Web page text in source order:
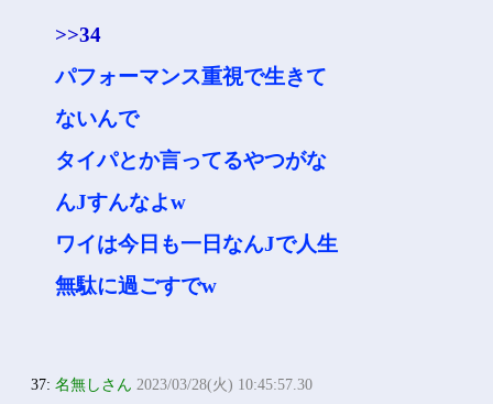
>>34
パフォーマンス重視で生きて
ないんで
タイパとか言ってるやつがな
んJすんなよw
ワイは今日も一日なんJで人生
無駄に過ごすでw
37:名無しさん 2023/03/28(火) 10:45:57.30